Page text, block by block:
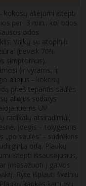
kokosų aliejumi ištepti
per 3 min., kol odos
odos
Vaikų su atopiniu
(beveik 70%
simptomus).
(ir vyrams, ir
aliejus - kokosų
prieš tepantis saulės
aliejus sudarys
UV
radikalų atsiradimui,
įdegis – tolygesnis
„po saulės“ - sudrėkins
odą. Plaukų
ištepti išsausėjusius,
įmasažuoti į galvos
Ryte išplauti švelniu
kaukės kartu su